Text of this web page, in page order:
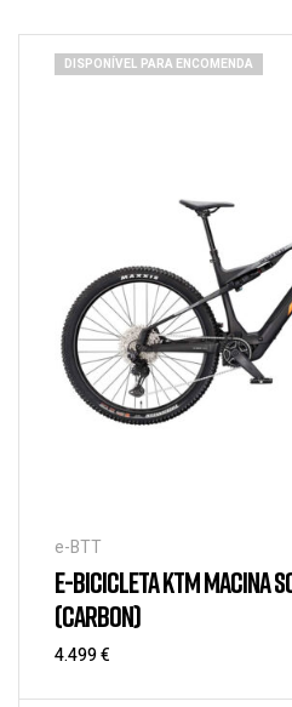
DISPONÍVEL PARA ENCOMENDA
e-BTT
E-BICICLETA KTM MACINA
(CARBON)
4.499€